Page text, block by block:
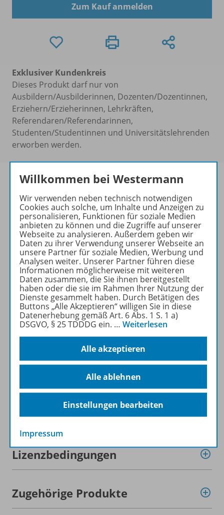
Zum Kauf anmelden
Exklusiver Kundenkreis
Dieses Produkt darf nur von
Ausbildern/Ausbilderinnen, Dozenten/Dozentinnen,
Erziehern/Erzieherinnen, Lehrkräften,
Referendaren/Referendarinnen,
Studenten/Studentinnen und Universitätslehrenden
erworben werden.
www.zoom-app.de
Schulbuch erleben
Zoomist eine Augmented
Reality App, mit der
erweiternde Inhalte zum
Schulbuch, wie z.B. Videos,
Audios, Animationen oder
Zusatzmaterialien direkt auf
der Buchseite angesteuert
werden können.
Mehr erfahren
Produktinformationen
Lizenzbedingungen
Zugehörige Produkte
Willkommen bei Westermann
Wir verwenden neben technisch notwendigen
Cookies auch solche, um Inhalte und Anzeigen zu
personalisieren, Funktionen für soziale Medien
anbieten zu können und die Zugriffe auf unserer
Webseite zu analysieren. Außerdem geben wir
Daten zu ihrer Verwendung unserer Webseite an
unsere Partner für soziale Medien, Werbung und
Analysen weiter. Unserer Partner führen diese
Informationen möglicherweise mit weiteren
Daten zusammen, die Sie ihnen bereitgestellt
haben oder die sie im Rahmen Ihrer Nutzung der
Dienste gesammelt haben. Durch Betätigen des
Buttons „Alle Akzeptieren“ willigen Sie in diese
Datenerhebung gemäß Art. 6 Abs. 1 S. 1 a)
DSGVO, § 25 TDDDG ein. … Weiterlesen
Alle akzeptieren
Alle ablehnen
Einstellungen bearbeiten
Impressum